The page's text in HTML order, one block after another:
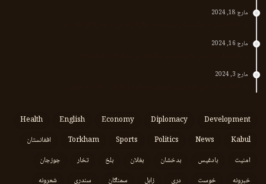
مارچ 18, 2024
مارچ 16, 2024
مارچ 3, 2024
Development
Diplomacy
Economy
English
Health
Kabul
News
Politics
Sports
Torkham
افغانستان
امنیت
بادغیس بدخشان بغلان بلخ تخار
جوزجان
خبرونه
خوست دری زابل سمنګان سندرې
شعرونه